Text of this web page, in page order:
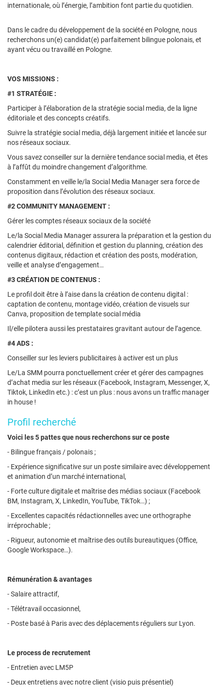
internationale, où l’énergie, l’ambition font partie du quotidien.
Dans le cadre du développement de la société en Pologne, nous
recherchons un(e) candidat(e) parfaitement bilingue polonais, et
ayant vécu ou travaillé en Pologne.
VOS MISSIONS :
#1 STRATÉGIE :
Participer à l’élaboration de la stratégie social media, de la ligne
éditoriale et des concepts créatifs.
Suivre la stratégie social media, déjà largement initiée et lancée sur
nos réseaux sociaux.
Vous savez conseiller sur la dernière tendance social media, et êtes
à l’affût du moindre changement d’algorithme.
Constamment en veille le/la Social Media Manager sera force de
proposition dans l’évolution des réseaux sociaux.
#2 COMMUNITY MANAGEMENT :
Gérer les comptes réseaux sociaux de la société
Le/la Social Media Manager assurera la préparation et la gestion du
calendrier éditorial, définition et gestion du planning, création des
contenus digitaux, rédaction et création des posts, modération,
veille et analyse d’engagement…
#3 CRÉATION DE CONTENUS :
Le profil doit être à l’aise dans la création de contenu digital :
captation de contenu, montage vidéo, création de visuels sur
Canva, proposition de template social média
Il/elle pilotera aussi les prestataires gravitant autour de l’agence.
#4 ADS :
Conseiller sur les leviers publicitaires à activer est un plus
Le/La SMM pourra ponctuellement créer et gérer des campagnes
d’achat media sur les réseaux (Facebook, Instagram, Messenger, X,
Tiktok, LinkedIn etc.) : c’est un plus : nous avons un traffic manager
in house !
Profil recherché
Voici les 5 pattes que nous recherchons sur ce poste
- Bilingue français / polonais ;
- Expérience significative sur un poste similaire avec développement
et animation d’un marché international,
- Forte culture digitale et maîtrise des médias sociaux (Facebook
BM, Instagram, X, LinkedIn, YouTube, TikTok…) ;
- Excellentes capacités rédactionnelles avec une orthographe
irréprochable ;
- Rigueur, autonomie et maîtrise des outils bureautiques (Office,
Google Workspace…).
Rémunération & avantages
- Salaire attractif,
- Télétravail occasionnel,
- Poste basé à Paris avec des déplacements réguliers sur Lyon.
Le process de recrutement
- Entretien avec LM5P
- Deux entretiens avec notre client (visio puis présentiel)